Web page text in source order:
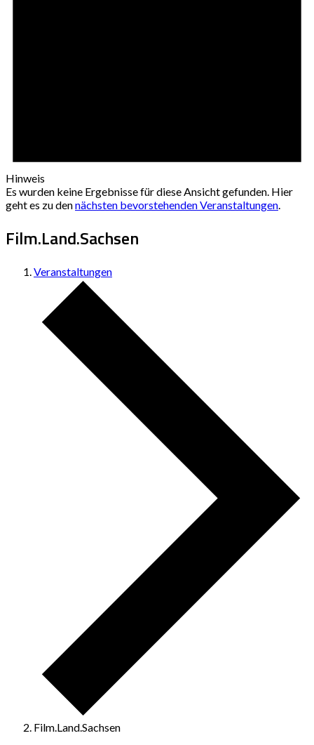
Hinweis
Es wurden keine Ergebnisse für diese Ansicht gefunden. Hier
geht es zu dennächsten bevorstehenden Veranstaltungen.
Film.Land.Sachsen
Veranstaltungen
Film.Land.Sachsen